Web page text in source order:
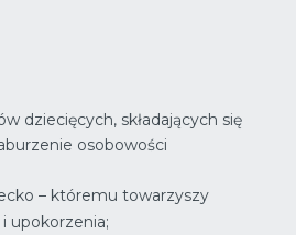
dziecięcych, składających się
osobowości
– któremu towarzyszy
upokorzenia;